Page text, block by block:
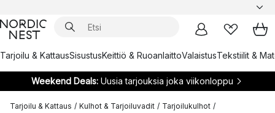
Tarjoilu & KattausSisustusKeittiö & RuoanlaittoValaistusTekstiilit &
Weekend Deals:Uusia tarjouksia joka viikonloppu
Tarjoilu & Kattaus / Kulhot & Tarjoiluvadit / Tarjoilukulhot /